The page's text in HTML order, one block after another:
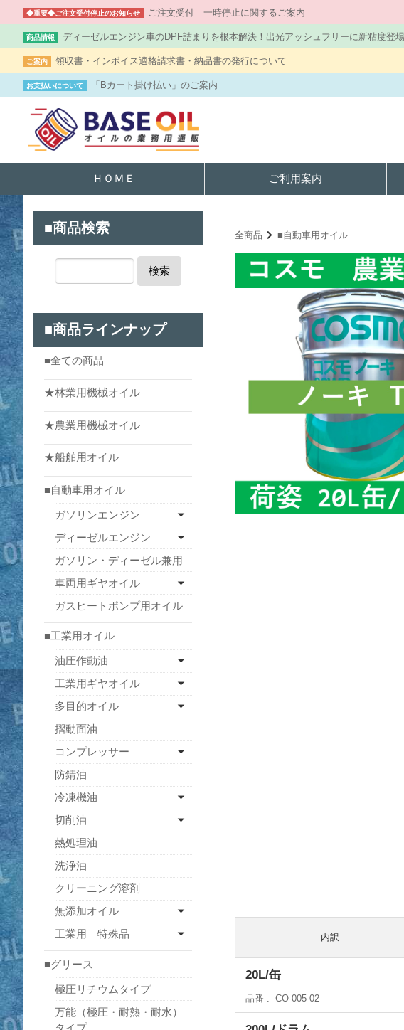
◆重要◆ご注文受付停止のお知らせ ご注文受付 一時停止に関するご案内
商品情報 ディーゼルエンジン車のDPF詰まりを根本解決！出光アッシュフリーに新粘度登場
ご案内 領収書・インボイス適格請求書・納品書の発行について
お支払いについて 「Bカート掛け払い」のご案内
ＨＯＭＥ ご利用案内
全商品 ■自動車用オイル
内訳
20L/缶
品番 CO-005-02
■商品検索
検索
■商品ラインナップ
■全ての商品
★林業用機械オイル
★農業用機械オイル
★船舶用オイル
■自動車用オイル
ガソリンエンジン
ディーゼルエンジン
ガソリン・ディーゼル兼用
車両用ギヤオイル
ガスヒートポンプ用オイル
■工業用オイル
油圧作動油
工業用ギヤオイル
多目的オイル
摺動面油
コンプレッサー
防錆油
冷凍機油
切削油
熱処理油
洗浄油
クリーニング溶剤
無添加オイル
工業用 特殊品
■グリース
極圧リチウムタイプ
万能（極圧・耐熱・耐水）
タイプ